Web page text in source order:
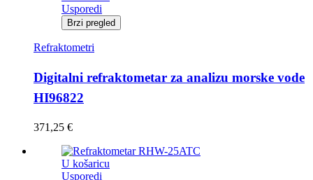
Usporedi
Brzi pregled
Refraktometri
Digitalni refraktometar za analizu morske vode
HI96822
371,25 €
U košaricu
Usporedi